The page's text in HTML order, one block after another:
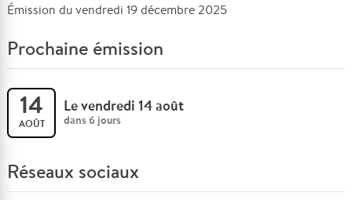
Émission du vendredi 19 décembre 2025
Prochaine émission
14
AOÛT
Le vendredi 14 août
dans 6 jours
Réseaux sociaux